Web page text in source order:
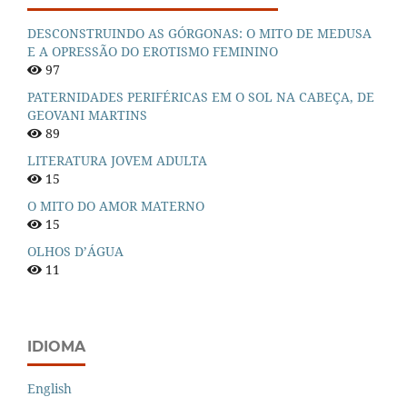
DESCONSTRUINDO AS GÓRGONAS: O MITO DE MEDUSA
E A OPRESSÃO DO EROTISMO FEMININO
97
PATERNIDADES PERIFÉRICAS EM O SOL NA CABEÇA, DE
GEOVANI MARTINS
89
LITERATURA JOVEM ADULTA
15
O MITO DO AMOR MATERNO
15
OLHOS D’ÁGUA
11
IDIOMA
English